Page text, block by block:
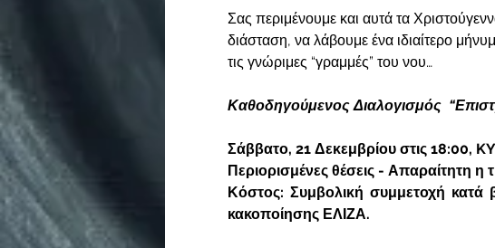
Σας περιμένουμε και αυτά τα
διάσταση, να λάβουμε ένα ιδιαίτερο
τις γνώριμες “γραμμές” του νου…
Καθοδηγούμενος Διαλογισμός
Σάββατο, 21 Δεκεμβρίου στις 18:00,
Περιορισμένες θέσεις - Απαραίτητη
Κόστος: Συμβολική συμμετοχή κατά
κακοποίησης ΕΛΙΖΑ.